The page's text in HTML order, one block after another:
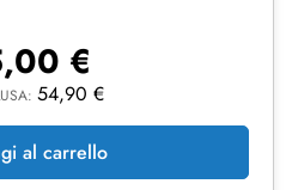
€
54,90 €
al carrello